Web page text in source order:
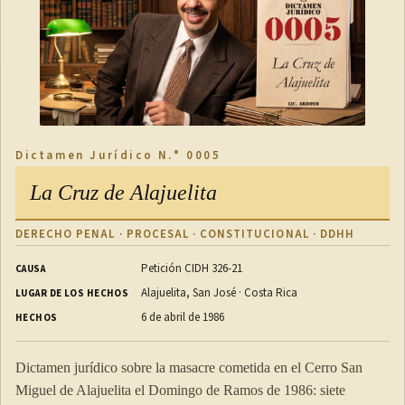
convenido por las partes,
a) una parte no actúe conforme a lo estipulado en dicho
procedimiento, o
b) las partes, o dos árbitros, no puedan llegar a acuerdo
conforme al mencionado procedimiento, o
c) un tercero, incluida una institución, no cumpla una
función que se le confiera en dicho procedimiento,
cualquiera de las partes podrá solicitar al tribunal u otra
autoridad competente, conforme al artículo 6, que adopte
procedimiento de nombramiento se prevean otros medios
5) Toda decisión sobre las cuestiones encomendadas en los
párrafos 3) o 4) del presente artículo al tribunal o a otra
autoridad competente, conforme al artículo 6, será
Dictamen Jurídico N.° 0005
La Cruz de Alajuelita
DERECHO PENAL · PROCESAL · CONSTITUCIONAL · DDHH
CAUSA Petición CIDH 326-21
LUGAR DE LOS HECHOS Alajuelita, San José · Costa Rica
HECHOS 6 de abril de 1986
Dictamen jurídico sobre la masacre cometida en el Cerro San
Miguel de Alajuelita el Domingo de Ramos de 1986: siete